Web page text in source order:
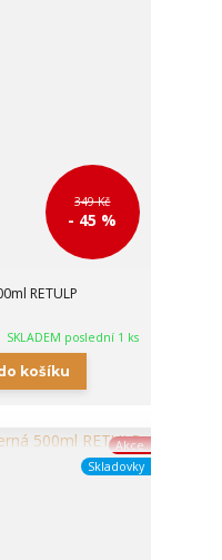
349 Kč
- 45 %
RETULP
SKLADEM poslední 1 ks
košíku
Akce
Skladovky